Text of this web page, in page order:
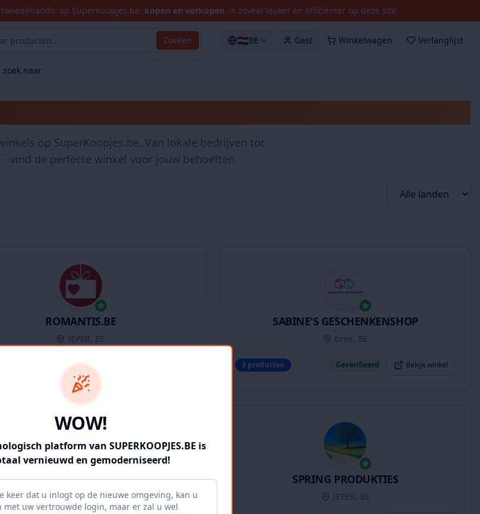
op SuperKoopjes.be kopen en verkopen is zoveel leuker en efficiënter op deze site
Zoeken 🇳🇱BE Gast Winkelwagen Verlanglijst
zoek naar
op SuperKoopjes.be. Van lokale bedrijven tot
vind de perfecte winkel voor jouw behoeften.
ROMANTIS.BE
IEPER, BE
Geverifieerd
SABINE'S GESCHENKENSHOP
bree, BE
3 producten Geverifieerd Bekijk winkel
Iepers Kwartier
Ieper, BE
SPRING PRODUKTIES
IEPER, BE
WOW!
platform van SUPERKOOPJES.BE is
vernieuwd en gemoderniseerd!
keer dat u inlogt op de nieuwe omgeving, kan u
met uw vertrouwde login, maar er zal u wel